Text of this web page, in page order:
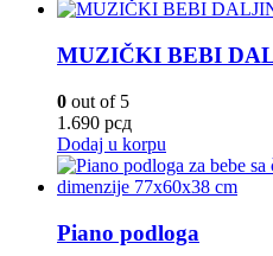
MUZIČKI BEBI
0 out of 5
1.690 рсд
Dodaj u korpu
Piano podloga